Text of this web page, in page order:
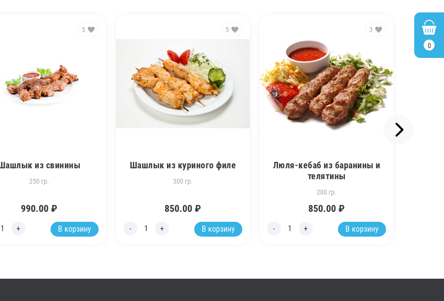
0
5
из свинины
250 гр.
990.00 ₽
В корзину
5
Шашлык из куриного филе
300 гр.
850.00 ₽
В корзину
3
Люля-кебаб из баранины и
телятины
200 гр.
850.00 ₽
В корзину